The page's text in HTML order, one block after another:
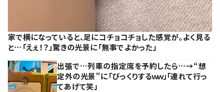
家で横になっていると、足にコチョコチョした感覚が。よく見る
と…「えぇ！？」驚きの光景に「無事でよかった」
出張で…列車の指定席を予約したら…→“想
定外の光景”に「びっくりするｗｗ」「連れて行っ
てあげて笑」